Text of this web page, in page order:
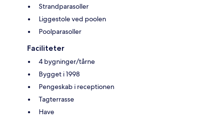
Strandparasoller
Liggestole ved poolen
Poolparasoller
Faciliteter
4 bygninger/tårne
Bygget i 1998
Pengeskab i receptionen
Tagterrasse
Have